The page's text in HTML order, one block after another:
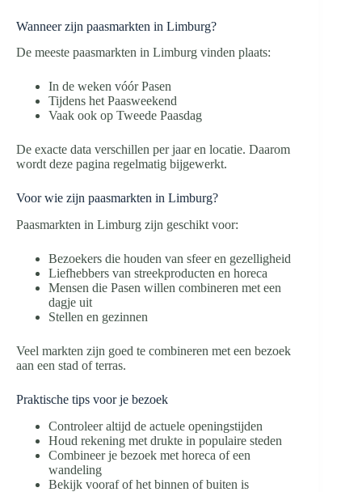
Wanneer zijn paasmarkten in Limburg?
De meeste paasmarkten in Limburg vinden plaats:
In de weken vóór Pasen
Tijdens het Paasweekend
Vaak ook op Tweede Paasdag
De exacte data verschillen per jaar en locatie. Daarom
wordt deze pagina regelmatig bijgewerkt.
Voor wie zijn paasmarkten in Limburg?
Paasmarkten in Limburg zijn geschikt voor:
Bezoekers die houden van sfeer en gezelligheid
Liefhebbers van streekproducten en horeca
Mensen die Pasen willen combineren met een
dagje uit
Stellen en gezinnen
Veel markten zijn goed te combineren met een bezoek
aan een stad of terras.
Praktische tips voor je bezoek
Controleer altijd de actuele openingstijden
Houd rekening met drukte in populaire steden
Combineer je bezoek met horeca of een
wandeling
Bekijk vooraf of het binnen of buiten is